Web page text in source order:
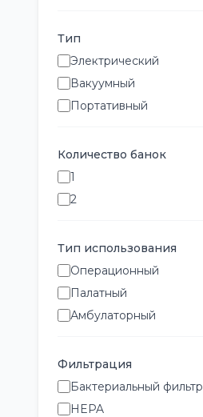
Тип
Электрический
Вакуумный
Портативный
Количество банок
1
2
Тип использования
Операционный
Палатный
Амбулаторный
Фильтрация
Бактериальный фильтр
HEPA